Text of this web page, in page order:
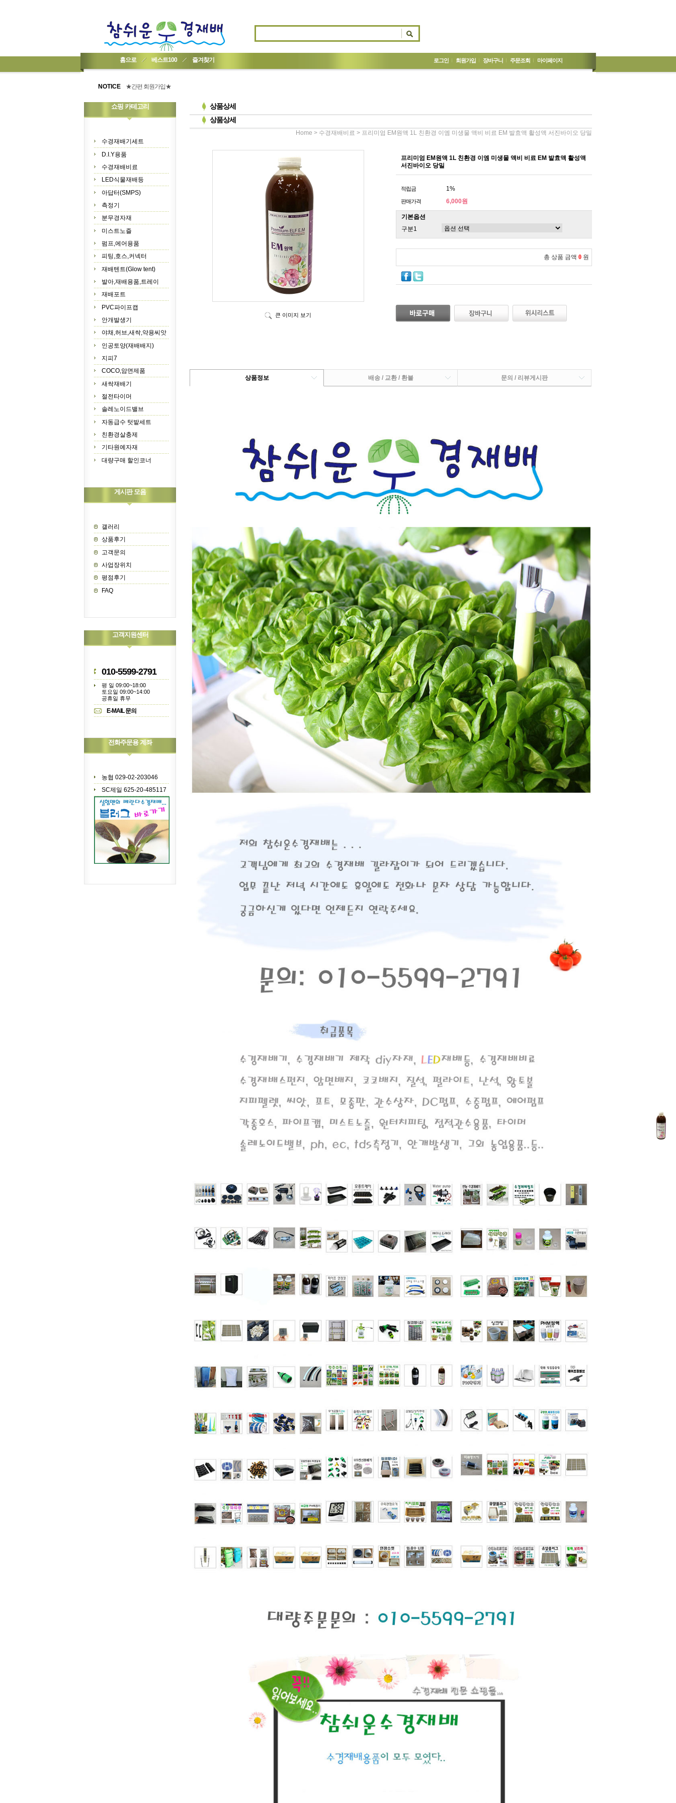
홈으로 베스트100 즐겨찾기 로그인 회원가입 장바구니 주문조회 마이페이지
NOTICE
★기업회원가입 방법..
★간편 회원가입★
쇼핑 카테고리
수경재배기세트
D.I.Y용품
수경재배비료
LED식물재배등
아답터(SMPS)
측정기
분무경자재
미스트노즐
펌프,에어용품
피팅,호스,커넥터
재배텐트(Glow tent)
발아,재배용품,트레이
재배포트
PVC파이프캡
안개발생기
야채,허브,새싹,약용씨앗
인공토양(재배배지)
지피7
COCO,암면제품
새싹재배기
절전타이머
솔레노이드밸브
자동급수 텃밭세트
친환경살충제
기타원예자재
대량구매 할인코너
게시판 모음
갤러리
상품후기
고객문의
사업장위치
평점후기
FAQ
고객지원센터
010-5599-2791
평 일 09:00~18:00
토요일 09:00~14:00
공휴일 휴무
E-MAIL 문의
전화주문용 계좌
농협 029-02-203046
SC제일 625-20-485117
상품상세
상품상세
Home > 수경재배비료 > 프리미엄 EM원액 1L 친환경 이엠 미생물 액비 비료 EM 발효액 활성액 서진바이오 당밀
큰 이미지 보기
프리미엄 EM원액 1L 친환경 이엠 미생물 액비 비료 EM 발효액 활성액
서진바이오 당밀
적립금 1%
판매가격 6,000원
기본옵션
구분1
총 상품 금액 0 원
상품정보 배송 / 교환 / 환불 문의 / 리뷰게시판